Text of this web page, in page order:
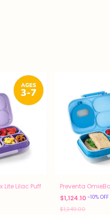
Lite Lilac Puff
Preventa
$1,124.10 -10% OFF
$1,249.00